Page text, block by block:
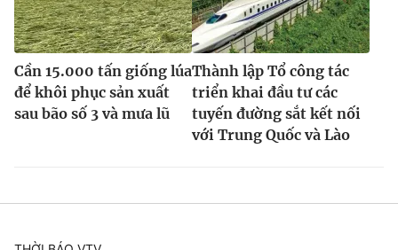
Cần 15.000 tấn giống lúa
để khôi phục sản xuất
sau bão số 3 và mưa lũ
Thành lập Tổ công tác
triển khai đầu tư các
tuyến đường sắt kết nối
với Trung Quốc và Lào